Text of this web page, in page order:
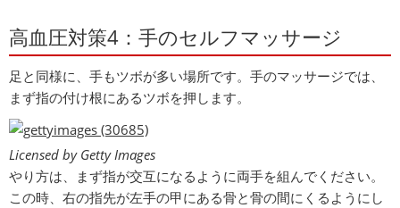
高血圧対策4：手のセルフマッサージ
足と同様に、手もツボが多い場所です。手のマッサージでは、
まず指の付け根にあるツボを押します。
Licensed by Getty Images
やり方は、まず指が交互になるように両手を組んでください。
この時、右の指先が左手の甲にある骨と骨の間にくるようにし